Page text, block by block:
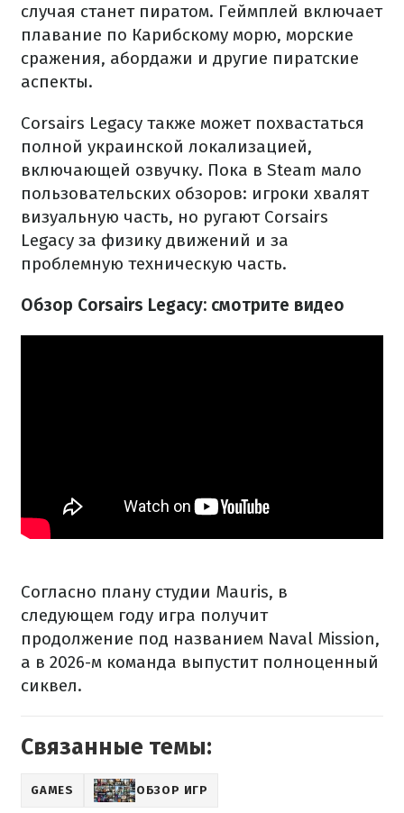
случая станет пиратом. Геймплей включает
плавание по Карибскому морю, морские
сражения, абордажи и другие пиратские
аспекты.
Corsairs Legacy также может похвастаться
полной украинской локализацией,
включающей озвучку. Пока в Steam мало
пользовательских обзоров: игроки хвалят
визуальную часть, но ругают Corsairs
Legacy за физику движений и за
проблемную техническую часть.
Обзор Corsairs Legacy: смотрите видео
Согласно плану студии Mauris, в
следующем году игра получит
продолжение под названием Naval Mission,
а в 2026-м команда выпустит полноценный
сиквел.
Связанные темы:
GAMES ОБЗОР ИГР